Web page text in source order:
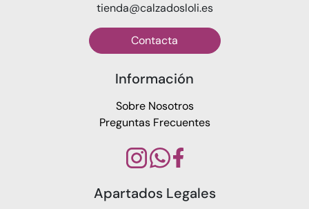
tienda@calzadosloli.es
Contacta
Información
Sobre Nosotros
Preguntas Frecuentes
Apartados Legales